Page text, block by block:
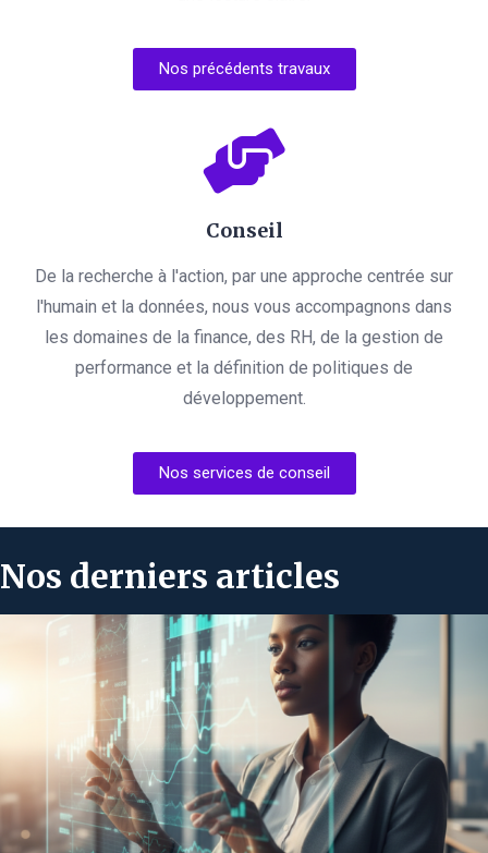
Nos précédents travaux
Conseil
De la recherche à l'action, par une approche centrée sur
l'humain et la données, nous vous accompagnons dans
les domaines de la finance, des RH, de la gestion de
performance et la définition de politiques de
développement.
Nos services de conseil
Nos derniers articles